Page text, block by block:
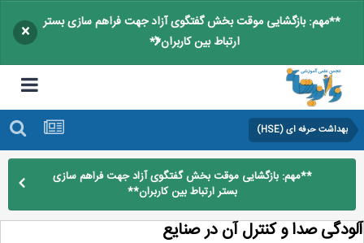
**مهم: بازگشایی موقت بخش گفتگوی آزاد جهت فراهم سازی بستر
ارتباط بین کاربران**
×
بهداشت حرفه ای (HSE)
**مهم: بازگشایی موقت بخش گفتگوی آزاد جهت فراهم سازی
بستر ارتباط بین کاربران**
صدا و کنترل آن در صنایع